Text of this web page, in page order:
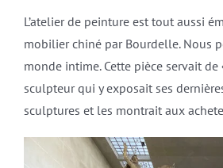
L’atelier de peinture est tout aussi
mobilier chiné par Bourdelle. Nous
monde intime. Cette pièce servait de
sculpteur qui y exposait ses
sculptures et les montrait aux